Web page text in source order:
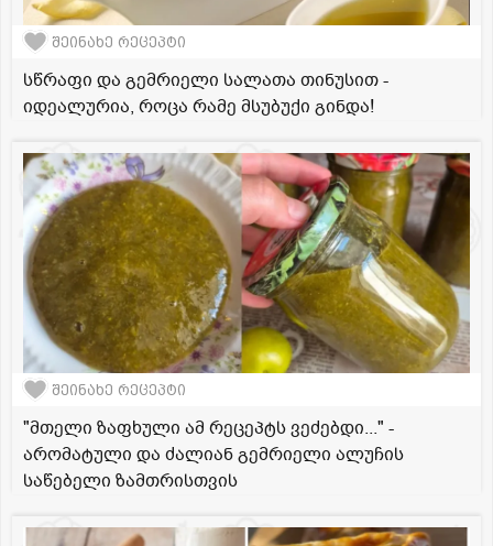
შეინახე რეცეპტი
სწრაფი და გემრიელი სალათა თინუსით -
იდეალურია, როცა რამე მსუბუქი გინდა!
შეინახე რეცეპტი
"მთელი ზაფხული ამ რეცეპტს ვეძებდი..." -
არომატული და ძალიან გემრიელი ალუჩის
საწებელი ზამთრისთვის